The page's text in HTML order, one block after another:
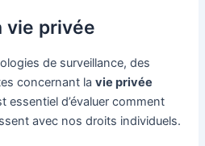
vie privée
de surveillance, des
concernant lavie privée
essentiel d’évaluer comment
avec nos droits individuels.